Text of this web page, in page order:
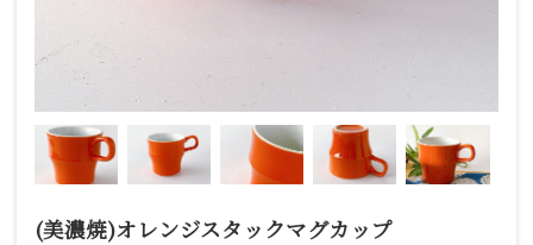
(美濃焼)オレンジスタックマグカップ